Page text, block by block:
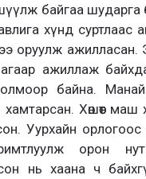
байгаа шударга
хүнд суртлаас
оруулж ажилласан.
ажиллаж
байна. Манай
хамтарсан. Хөшөөт маш
Уурхайн орлогоос
орон
нь хаана ч